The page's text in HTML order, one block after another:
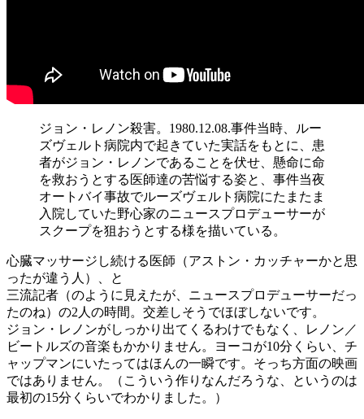
ジョン・レノン殺害。1980.12.08.事件当時、ルー
ズヴェルト病院内で起きていた実話をもとに、患
者がジョン・レノンであることを伏せ、懸命に命
を救おうとする医師達の苦悩する姿と、事件当夜
オートバイ事故でルーズヴェルト病院にたまたま
入院していた野心家のニュースプロデューサーが
スクープを狙おうとする様を描いている。
心臓マッサージし続ける医師（アストン・カッチャーかと思
ったが違う人）、と
三流記者（のように見えたが、ニュースプロデューサーだっ
たのね）の2人の時間。交差しそうでほぼしないです。
ジョン・レノンがしっかり出てくるわけでもなく、レノン／
ビートルズの音楽もかかりません。ヨーコが10分くらい、チ
ャップマンにいたってはほんの一瞬です。そっち方面の映画
ではありません。（こういう作りなんだろうな、というのは
最初の15分くらいでわかりました。）